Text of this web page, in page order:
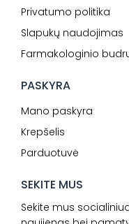
Privatumo politika
Slapukų naudojimas
Farmakologinio
PASKYRA
Mano paskyra
Krepšelis
Parduotuvė
SEKITE MUS
Sekite mus